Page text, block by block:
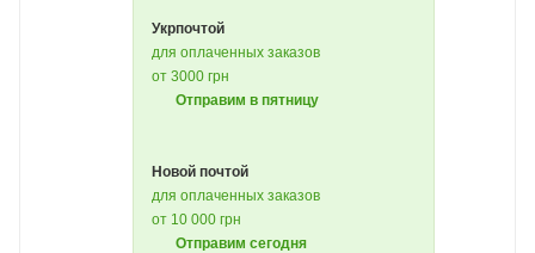
Укрпочтой
для оплаченных заказов
от 3000 грн
Отправим в пятницу
Новой почтой
для оплаченных заказов
от 10 000 грн
Отправим сегодня